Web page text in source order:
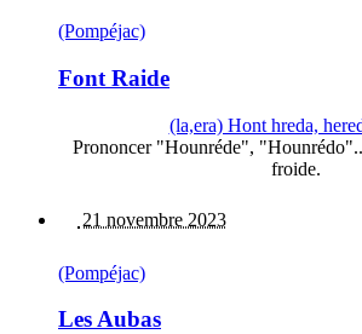
(Pompéjac)
Font Raide
(la,era) Hont hreda,
Prononcer "Hounréde",
froide.
21 novembre 2023
(Pompéjac)
Les Aubas